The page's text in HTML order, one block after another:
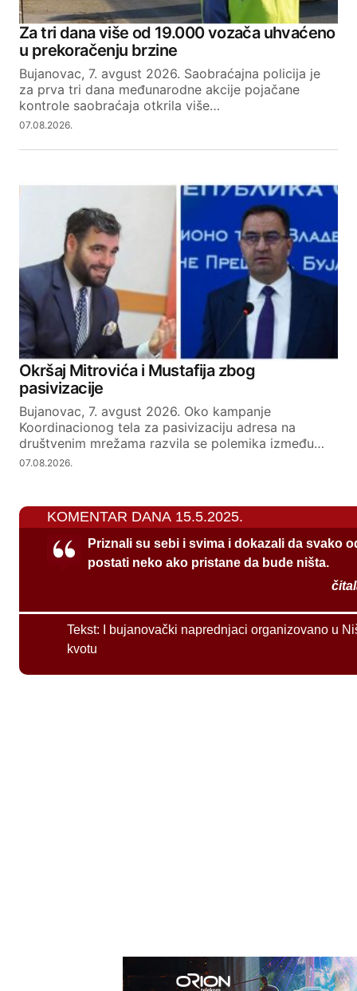
Za tri dana više od 19.000 vozača uhvaćeno
u prekoračenju brzine
Bujanovac, 7. avgust 2026. Saobraćajna policija je
za prva tri dana međunarodne akcije pojačane
kontrole saobraćaja otkrila više…
07.08.2026.
Okršaj Mitrovića i Mustafija zbog
pasivizacije
Bujanovac, 7. avgust 2026. Oko kampanje
Koordinacionog tela za pasivizaciju adresa na
društvenim mrežama razvila se polemika između…
07.08.2026.
KOMENTAR DANA 15.5.2025.
Priznali su sebi i svima i dokazali da svako
postati neko ako pristane da bude ništa.
Tekst:
I bujanovački naprednjaci organizovano u
kvotu